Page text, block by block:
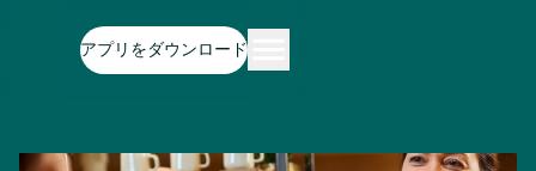
アプリをダウンロード